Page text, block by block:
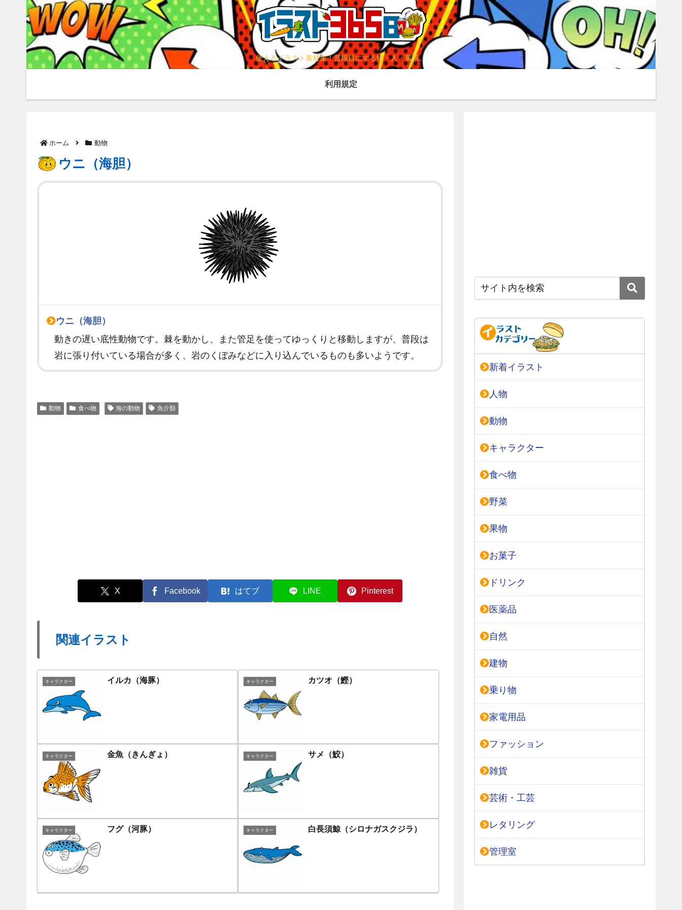
使えるイラスト素材集！普段目にする物・人・風景。
利用規定
ホーム 動物
ウニ（海胆）
ウニ（海胆）
動きの遅い底性動物です。棘を動かし、また管足を使ってゆっくりと移動しますが、普段は
岩に張り付いている場合が多く、岩のくぼみなどに入り込んでいるものも多いようです。
動物 食べ物 海の動物 魚介類
X Facebook はてブ LINE Pinterest
関連イラスト
キャラクター イルカ（海豚） キャラクター カツオ（鰹）
キャラクター 金魚（きんぎょ） キャラクター サメ（鮫）
キャラクター フグ（河豚） キャラクター 白長須鯨（シロナガスクジラ）
新着イラスト
人物
動物
キャラクター
食べ物
野菜
果物
お菓子
ドリンク
医薬品
自然
建物
乗り物
家電用品
ファッション
雑貨
芸術・工芸
レタリング
管理室